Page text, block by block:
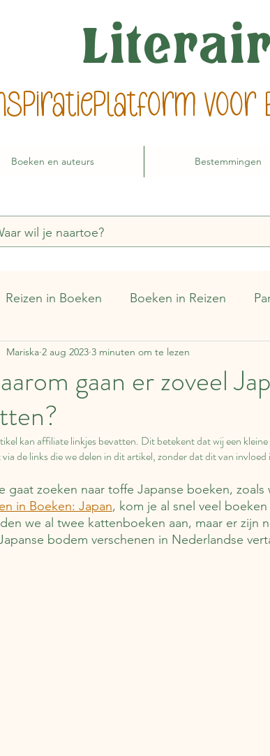
voor
Boeken en auteurs Bestemmingen
Reizen in Boeken Boeken in Reizen
Vervoermiddelen Zweden
Ierland
Duitsland
Syrië Schotland
gaan er zoveel
Mariska 2 aug 2023 3 minuten om te lezen
kan affiliate linkjes bevatten. Dit betekent dat wij een
de links die we delen in dit artikel, zonder dat dit van invloed
gaat zoeken naar toffe Japanse boeken,
in Boeken: Japan, kom je al snel veel
we al twee kattenboeken aan, maar er zijn
bodem verschenen in Nederlandse